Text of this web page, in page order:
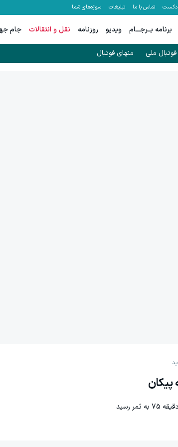
تماس با ما تبلیغات سوژه‌های شما
برنامه بــرجـــام ویدیو روزنامه نقل و انتقالات جام
فوتبال ملی منهای فوتبال
پیکان
رسید